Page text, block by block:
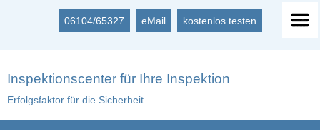
06104/65327 eMail kostenlos testen
Inspektionscenter für Ihre Inspektion
Erfolgsfaktor für die Sicherheit